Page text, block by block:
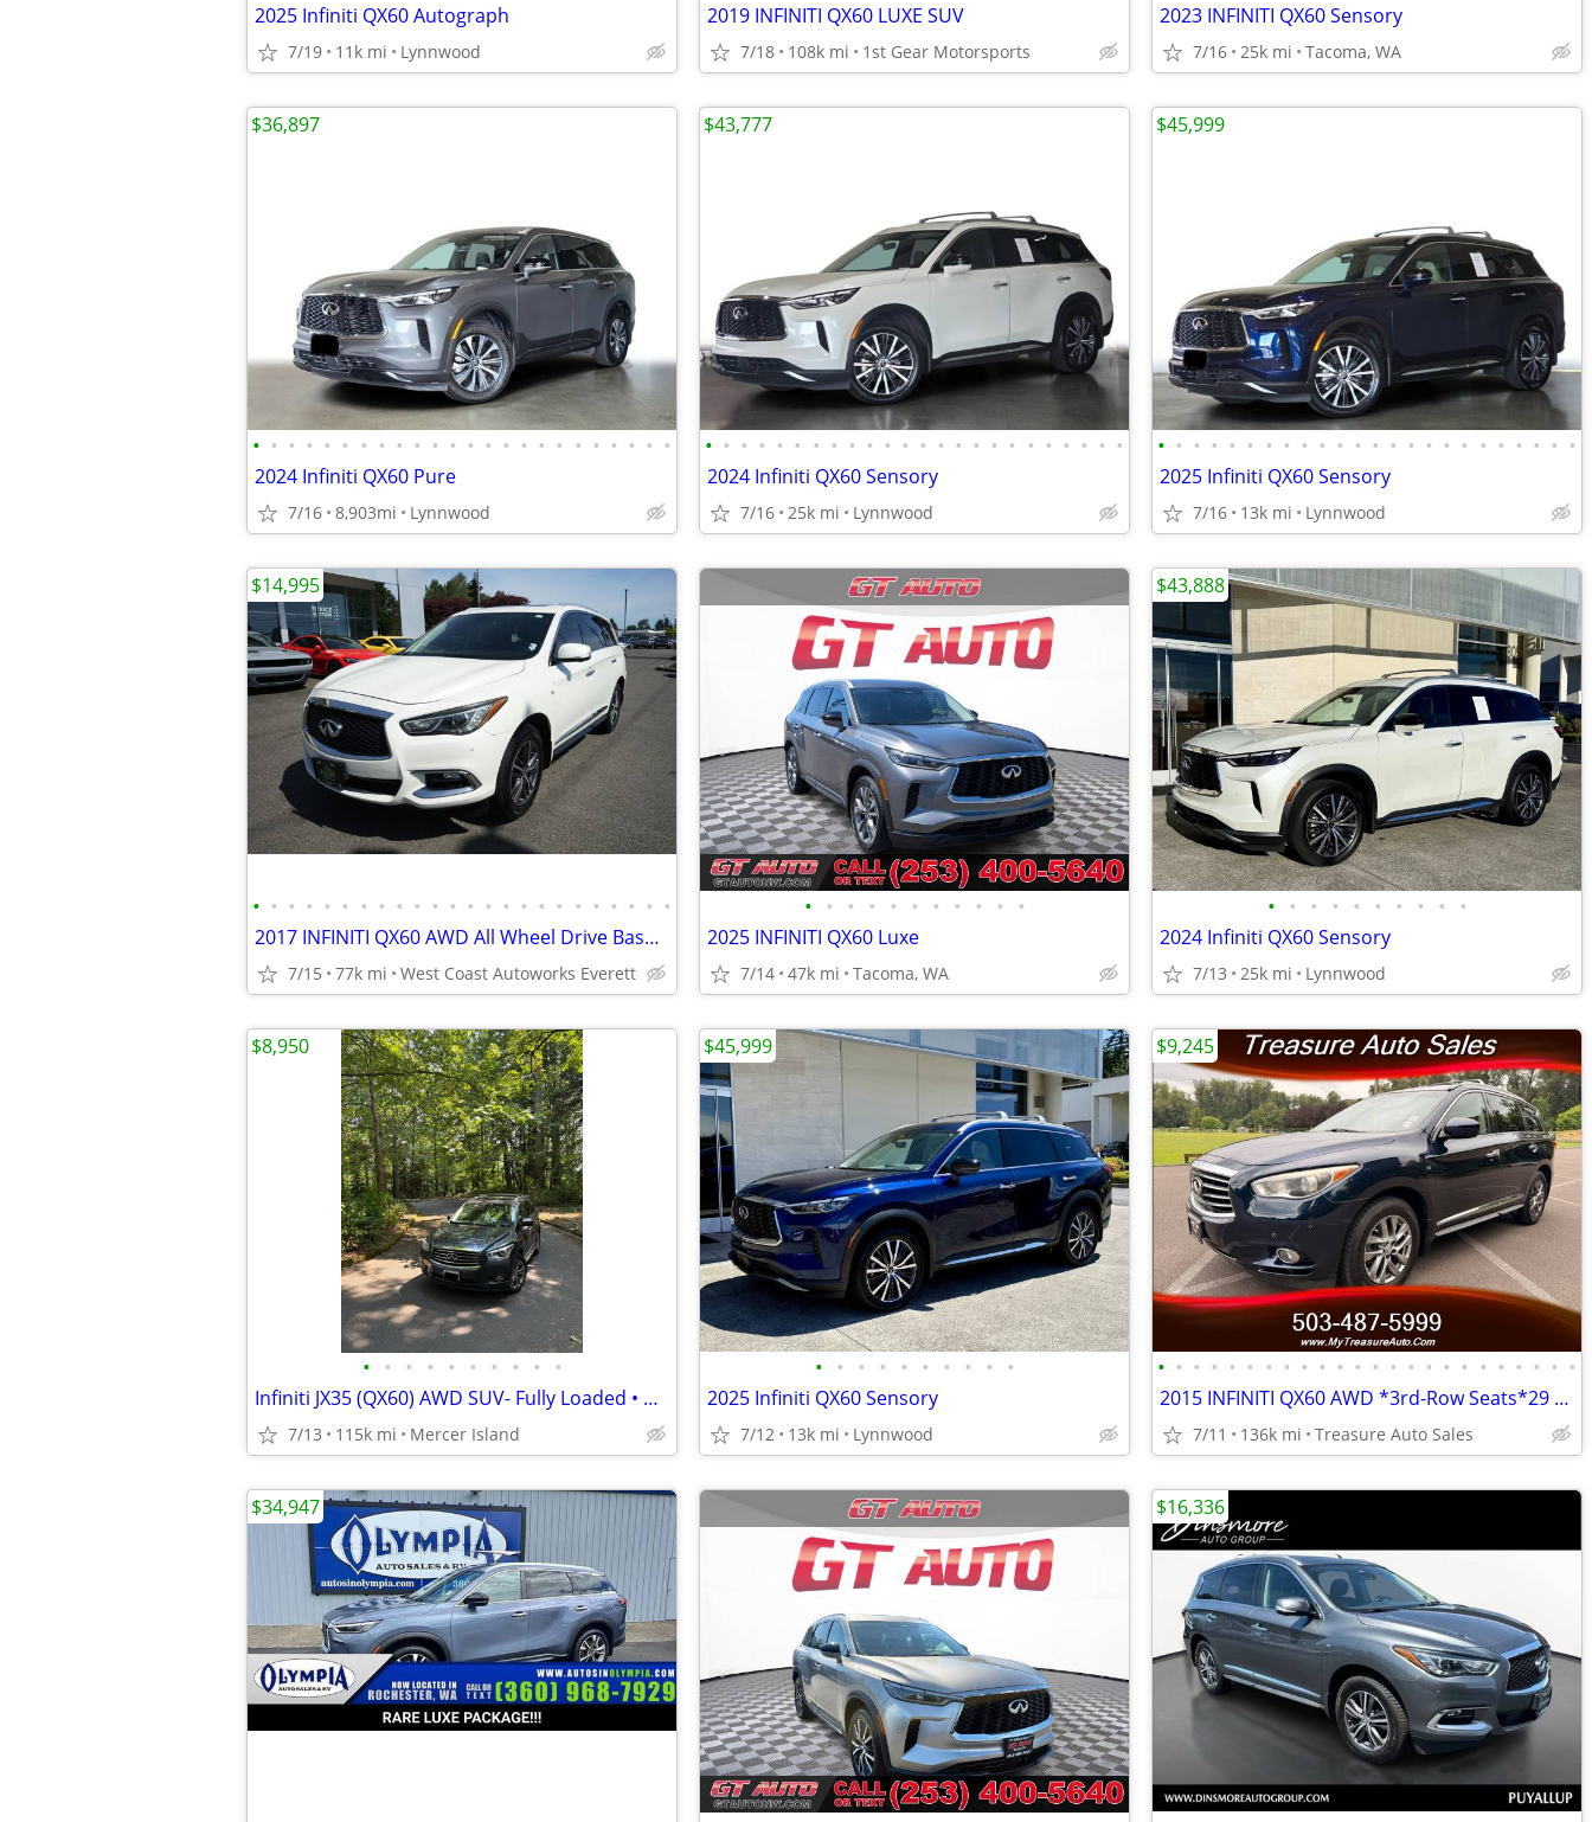
2025 Infiniti QX60 Autograph
7/19 11k mi Lynnwood
2019 INFINITI QX60 LUXE SUV
7/18 108k mi 1st Gear Motorsports
2023 INFINITI QX60 Sensory
7/16 25k mi Tacoma, WA
• • • • • • • • • • • • • • • • • • • • • • • •
2024 Infiniti QX60 Pure
7/16 8,903mi Lynnwood
$36,897
• • • • • • • • • • • • • • • • • • • • • • • •
2024 Infiniti QX60 Sensory
7/16 25k mi Lynnwood
$43,777
• • • • • • • • • • • • • • • • • • • • • • • •
2025 Infiniti QX60 Sensory
7/16 13k mi Lynnwood
$45,999
• • • • • • • • • • • • • • • • • • • • • • • •
2017 INFINITI QX60 AWD All Wheel Drive Base Suv
7/15 77k mi West Coast Autoworks Everett
$14,995
• • • • • • • • • • •
2025 INFINITI QX60 Luxe
7/14 47k mi Tacoma, WA
• • • • • • • • • •
2024 Infiniti QX60 Sensory
7/13 25k mi Lynnwood
$43,888
• • • • • • • • • •
Infiniti JX35 (QX60) AWD SUV- Fully Loaded • One Owner • Low Miles •
7/13 115k mi Mercer Island
$8,950
• • • • • • • • • •
2025 Infiniti QX60 Sensory
7/12 13k mi Lynnwood
$45,999
• • • • • • • • • • • • • • • • • • • • • • • •
2015 INFINITI QX60 AWD *3rd-Row Seats*29 Service Records*
7/11 136k mi Treasure Auto Sales
$9,245
$34,947 $16,336